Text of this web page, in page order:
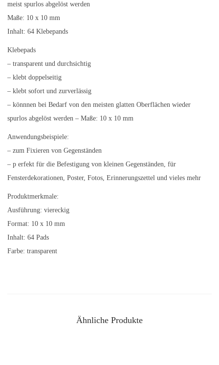
meist spurlos abgelöst werden
Maße: 10 x 10 mm
Inhalt: 64 Klebepands
Klebepads
– transparent und durchsichtig
– klebt doppelseitig
– klebt sofort und zurverlässig
– könnnen bei Bedarf von den meisten glatten Oberflächen wieder
spurlos abgelöst werden – Maße: 10 x 10 mm
Anwendungsbeispiele:
– zum Fixieren von Gegenständen
– p erfekt für die Befestigung von kleinen Gegenständen, für
Fensterdekorationen, Poster, Fotos, Erinnerungszettel und vieles mehr
Produktmerkmale:
Ausführung: viereckig
Format: 10 x 10 mm
Inhalt: 64 Pads
Farbe: transparent
Ähnliche Produkte